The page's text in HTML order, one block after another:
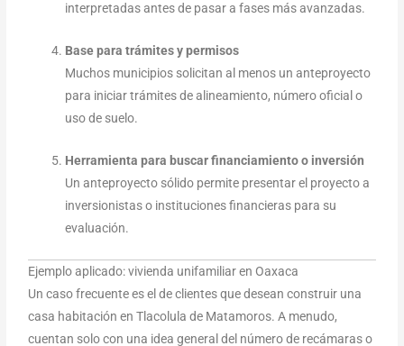
interpretadas antes de pasar a fases más avanzadas.
Base para trámites y permisos
Muchos municipios solicitan al menos un anteproyecto
para iniciar trámites de alineamiento, número oficial o
uso de suelo.
Herramienta para buscar financiamiento o inversión
Un anteproyecto sólido permite presentar el proyecto a
inversionistas o instituciones financieras para su
evaluación.
Ejemplo aplicado: vivienda unifamiliar en Oaxaca
Un caso frecuente es el de clientes que desean construir una
casa habitación en Tlacolula de Matamoros. A menudo,
cuentan solo con una idea general del número de recámaras o